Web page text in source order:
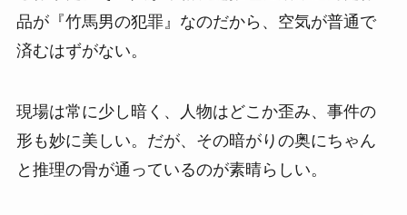
品が『竹馬男の犯罪』なのだから、空気が普通で
済むはずがない。
現場は常に少し暗く、人物はどこか歪み、事件の
形も妙に美しい。だが、その暗がりの奥にちゃん
と推理の骨が通っているのが素晴らしい。